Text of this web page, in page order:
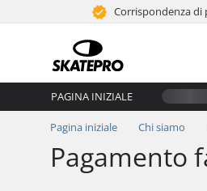
Corrispondenza di
PAGINA INIZIALE
Pagina iniziale Chi siamo
Pagamento